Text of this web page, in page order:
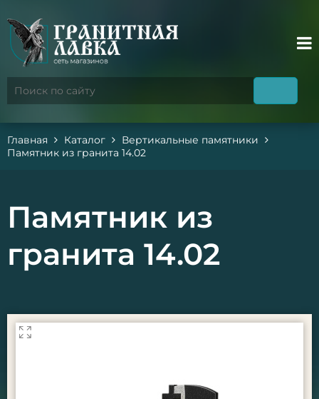
Главная Каталог
Вертикальные памятники
Памятник из гранита 14.02
Памятник из
гранита 14.02